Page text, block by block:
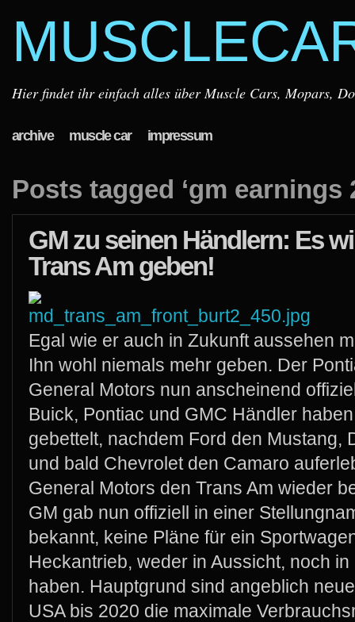
Hier findet ihr einfach alles über Muscle Cars, Mopars,
archive muscle car impressum
Posts tagged ‘gm earnings
GM zu seinen Händlern: Es
Trans Am geben!
Egal wie er auch in Zukunft aussehen
Ihn wohl niemals mehr geben. Der
General Motors nun anscheinend
Buick, Pontiac und GMC Händler
gebettelt, nachdem Ford den Mustang,
und bald Chevrolet den Camaro
General Motors den Trans Am wieder
GM gab nun offiziell in einer
bekannt, keine Pläne für ein
Heckantrieb, weder in Aussicht, noch
haben. Hauptgrund sind angeblich
USA bis 2020 die maximale